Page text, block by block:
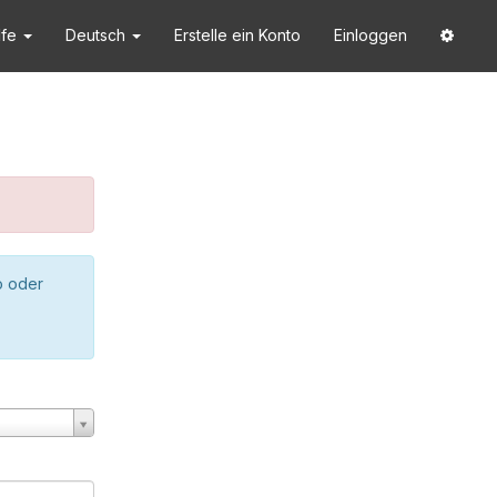
Deutsch Erstelle ein Konto Einloggen
oder